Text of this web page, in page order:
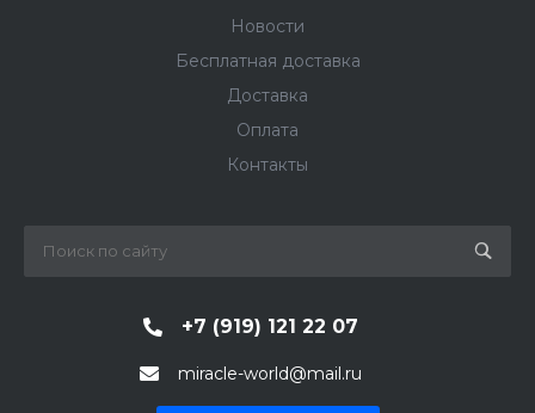
Новости
Бесплатная доставка
Доставка
Оплата
Контакты
+7 (919) 121 22 07
miracle-world@mail.ru